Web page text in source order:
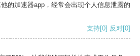
的加速器app，经常会出现个人信息泄露的
支持[0] 反对[0]